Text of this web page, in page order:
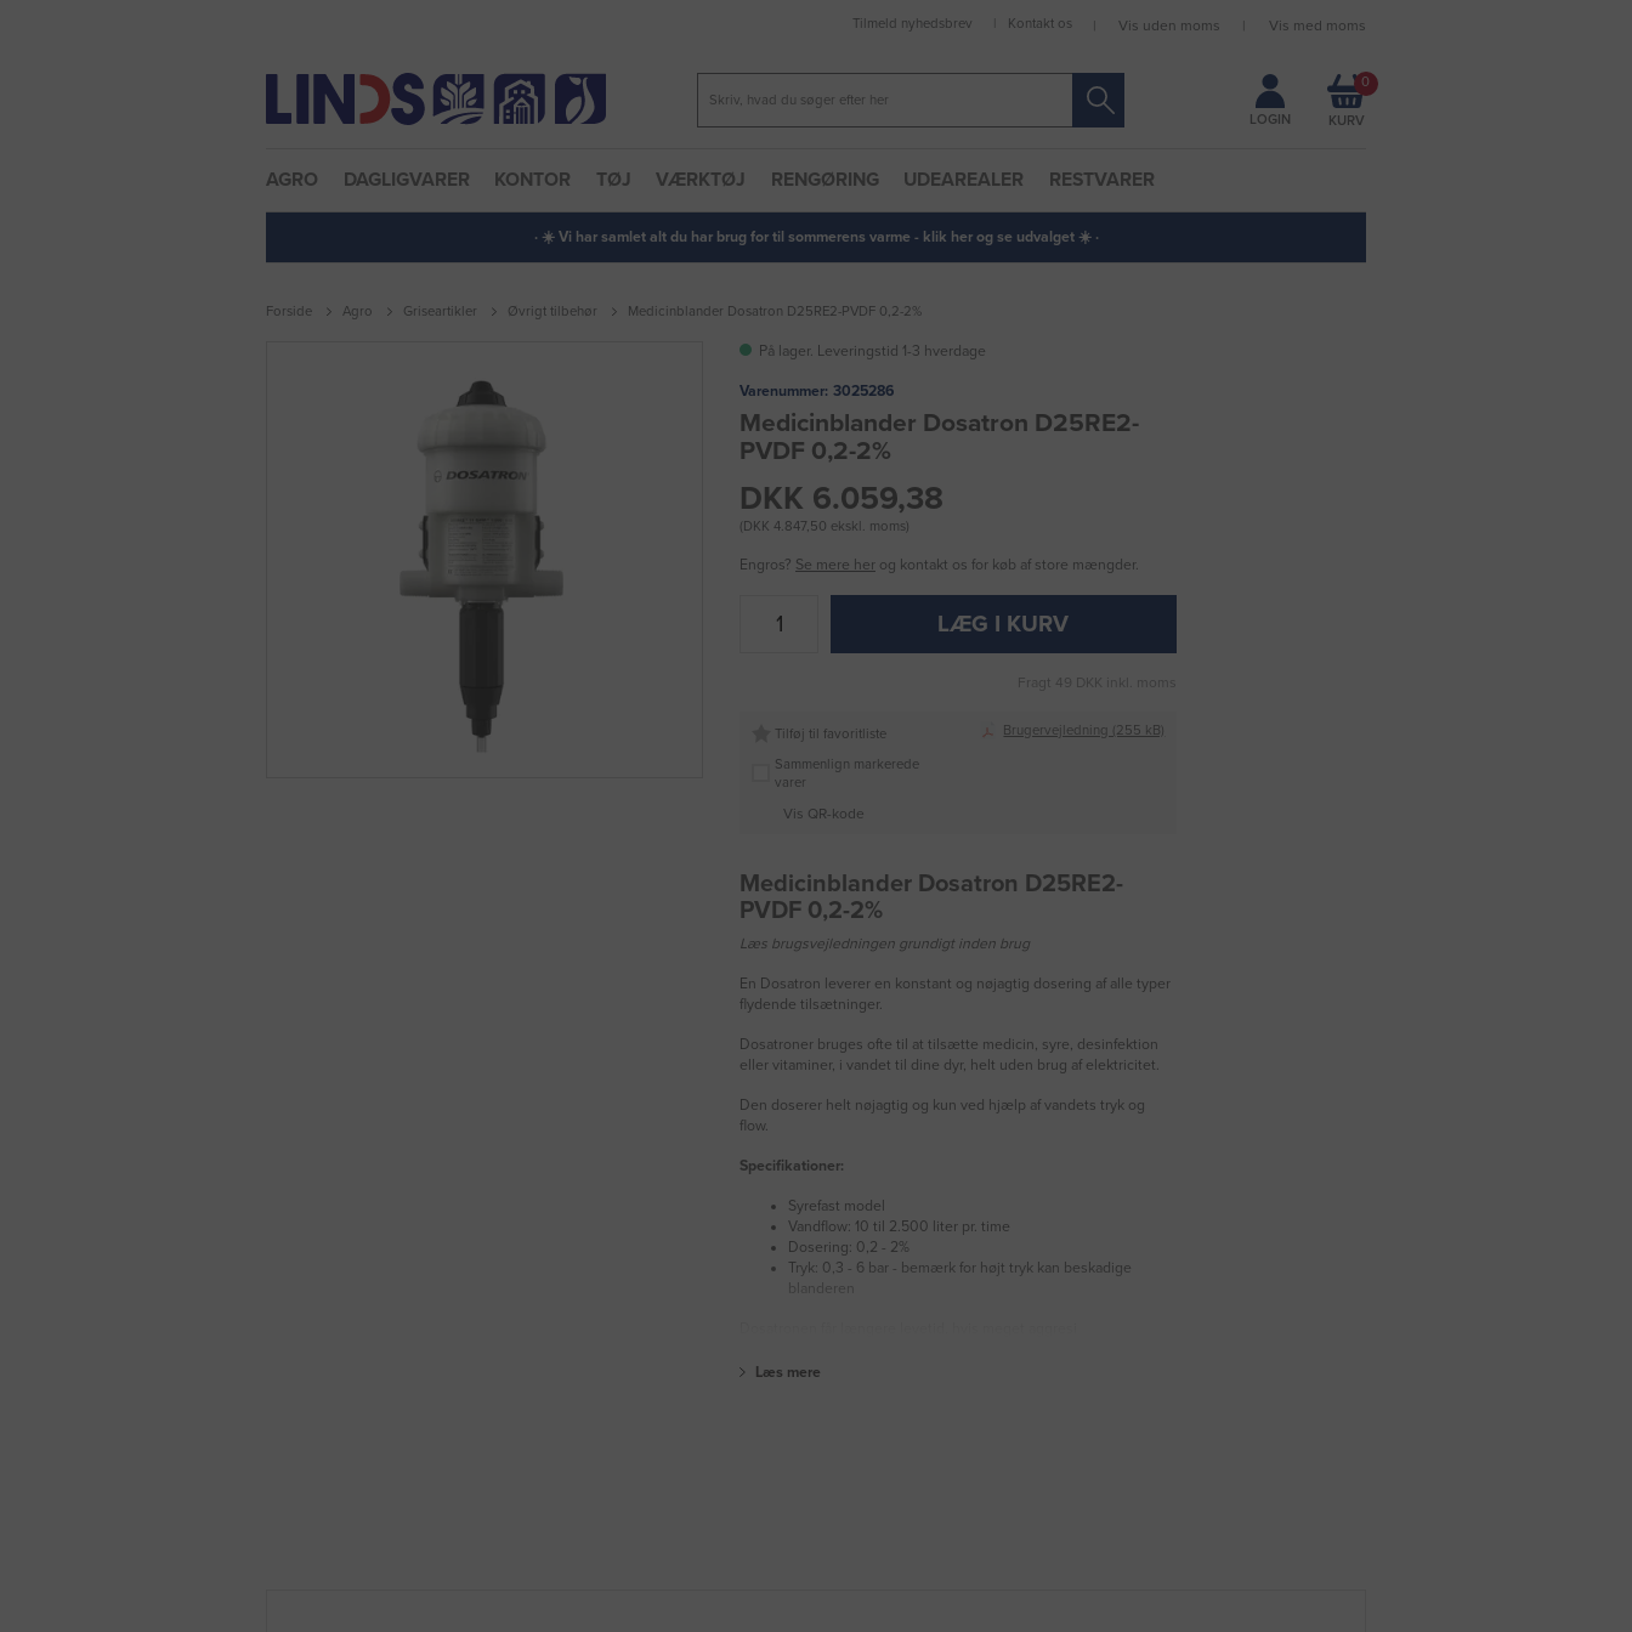
Forbliv logget ind
Tilmeld nyhedsbrev Kontakt os Vis uden moms Vis med moms
LOGIN
0
AGRO DAGLIGVARER KONTOR TØJ VÆRKTØJ RENGØRING UDEAREALER RESTVARER
· ☀️ Vi har samlet alt du har brug for til sommerens varme - klik her og se udvalget ☀️ ·
Forside Agro Griseartikler Øvrigt tilbehør Medicinblander Dosatron D25RE2-PVDF 0,2-2%
På lager. Leveringstid 1-3 hverdage
Varenummer: 3025286
Medicinblander Dosatron D25RE2-
PVDF 0,2-2%
DKK 6.059,38
(DKK 4.847,50 ekskl. moms)
Engros? Se mere her og kontakt os for køb af store mængder.
LÆG I KURV
Fragt 49 DKK inkl. moms
Tilføj til favoritliste
Sammenlign markerede
varer
Vis QR-kode
Brugervejledning (255 kB)
Medicinblander Dosatron D25RE2-
PVDF 0,2-2%
Læs brugsvejledningen grundigt inden brug
En Dosatron leverer en konstant og nøjagtig dosering af alle typer
flydende tilsætninger.
Dosatroner bruges ofte til at tilsætte medicin, syre, desinfektion
eller vitaminer, i vandet til dine dyr, helt uden brug af elektricitet.
Den doserer helt nøjagtig og kun ved hjælp af vandets tryk og
flow.
Specifikationer:
Syrefast model
Vandflow: 10 til 2.500 liter pr. time
Dosering: 0,2 - 2%
Tryk: 0,3 - 6 bar - bemærk for højt tryk kan beskadige
blanderen
Læs mere